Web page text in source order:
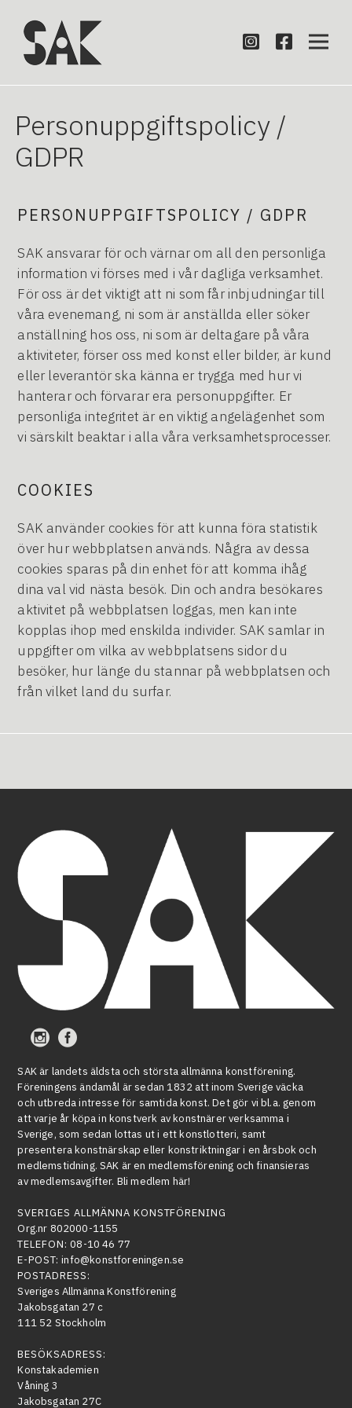
Personuppgiftspolicy /
GDPR
PERSONUPPGIFTSPOLICY / GDPR
SAK ansvarar för och värnar om all den personliga
information vi förses med i vår dagliga verksamhet.
För oss är det viktigt att ni som får inbjudningar till
våra evenemang, ni som är anställda eller söker
anställning hos oss, ni som är deltagare på våra
aktiviteter, förser oss med konst eller bilder, är kund
eller leverantör ska känna er trygga med hur vi
hanterar och förvarar era personuppgifter. Er
personliga integritet är en viktig angelägenhet som
vi särskilt beaktar i alla våra verksamhetsprocesser.
COOKIES
SAK använder cookies för att kunna föra statistik
över hur webbplatsen används. Några av dessa
cookies sparas på din enhet för att komma ihåg
dina val vid nästa besök. Din och andra besökares
aktivitet på webbplatsen loggas, men kan inte
kopplas ihop med enskilda individer. SAK samlar in
uppgifter om vilka av webbplatsens sidor du
besöker, hur länge du stannar på webbplatsen och
från vilket land du surfar.
SAK är landets äldsta och största allmänna konstförening.
Föreningens ändamål är sedan 1832 att inom Sverige väcka
och utbreda intresse för samtida konst. Det gör vi bl.a. genom
att varje år köpa in konstverk av konstnärer verksamma i
Sverige, som sedan lottas ut i ett konstlotteri, samt
presentera konstnärskap eller konstriktningar i en årsbok och
medlemstidning. SAK är en medlemsförening och finansieras
av medlemsavgifter. Bli medlem här!
SVERIGES ALLMÄNNA KONSTFÖRENING
Org.nr 802000-1155
TELEFON: 08-10 46 77
E-POST: info@konstforeningen.se
POSTADRESS:
Sveriges Allmänna Konstförening
Jakobsgatan 27 c
111 52 Stockholm
BESÖKSADRESS:
Konstakademien
Våning 3
Jakobsgatan 27C